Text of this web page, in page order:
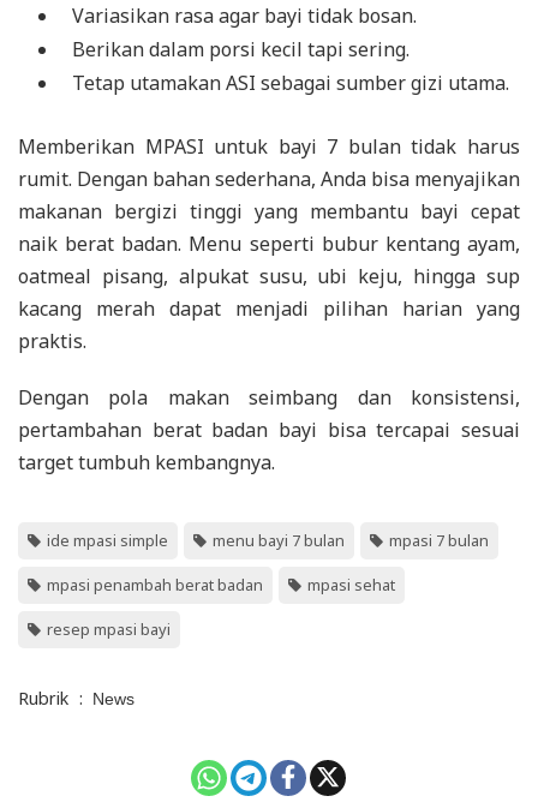
Variasikan rasa agar bayi tidak bosan.
Berikan dalam porsi kecil tapi sering.
Tetap utamakan ASI sebagai sumber gizi utama.
Memberikan MPASI untuk bayi 7 bulan tidak harus
rumit. Dengan bahan sederhana, Anda bisa menyajikan
makanan bergizi tinggi yang membantu bayi cepat
naik berat badan. Menu seperti bubur kentang ayam,
oatmeal pisang, alpukat susu, ubi keju, hingga sup
kacang merah dapat menjadi pilihan harian yang
praktis.
Dengan pola makan seimbang dan konsistensi,
pertambahan berat badan bayi bisa tercapai sesuai
target tumbuh kembangnya.
ide mpasi simple menu bayi 7 bulan mpasi 7 bulan
mpasi penambah berat badan mpasi sehat
resep mpasi bayi
Rubrik : News